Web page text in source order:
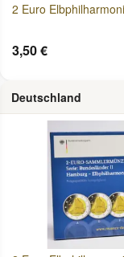
2 Euro
3,50 €
Deutschland